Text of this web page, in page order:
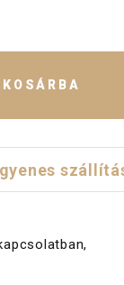
KOSÁRBA